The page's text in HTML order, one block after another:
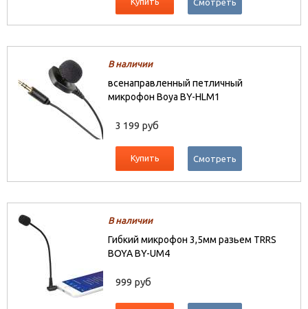
Смотреть
В наличии
всенаправленный петличный
микрофон Boya BY-HLM1
3 199 руб
Купить Смотреть
В наличии
Гибкий микрофон 3,5мм разьем TRRS
BOYA BY-UM4
999 руб